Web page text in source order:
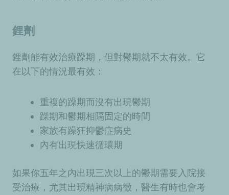
鋰劑
鋰劑能有效治療躁期，但對鬱期就不太有效。它
在以下的情況最有效：
重複的躁期而沒有出現鬱期
躁期和鬱期相隔固定的時間
家族有躁狂抑鬱症病史
內有出現快速循環期
如果你五年之內出現三次以上的鬱期需要入院接
受治療，尤其出現精神病病徵，醫生有時也會考